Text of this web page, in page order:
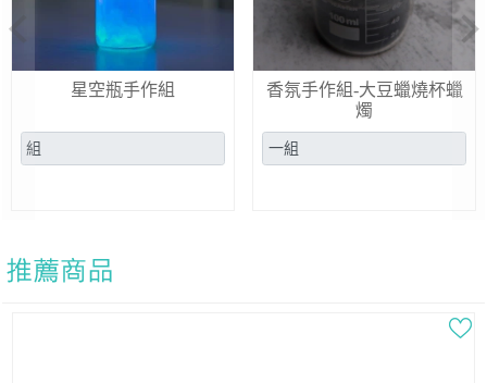
星空瓶手作組
香氛手作組-大豆蠟燒杯蠟
燭